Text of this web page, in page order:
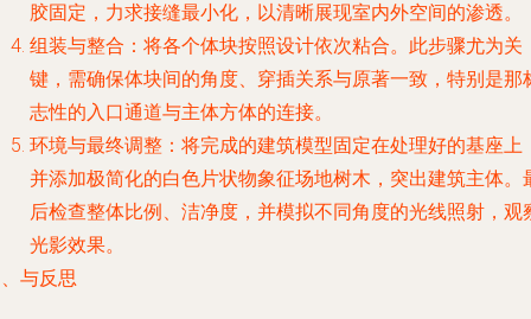
胶固定，力求接缝最小化，以清晰展现室内外空间的渗透。
组装与整合 ：将各个体块按照设计依次粘合。此步骤尤为关
键，需确保体块间的角度、穿插关系与原著一致，特别是那
志性的入口通道与主体方体的连接。
环境与最终调整 ：将完成的建筑模型固定在处理好的基座上
并添加极简化的白色片状物象征场地树木，突出建筑主体。
后检查整体比例、洁净度，并模拟不同角度的光线照射，观
光影效果。
与反思